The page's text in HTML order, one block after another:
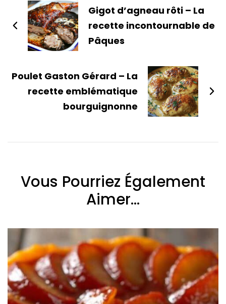
Gigot d’agneau rôti – La
recette incontournable de
Pâques
Poulet Gaston Gérard – La
recette emblématique
bourguignonne
Vous Pourriez Également
Aimer...